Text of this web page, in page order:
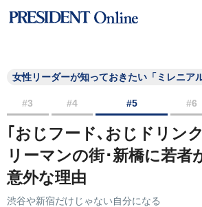
女性リーダーが知っておきたい「ミレニア
#3 #4 #5 #6
｢おじフード､おじドリン
リーマンの街･新橋に若者
意外な理由
渋谷や新宿だけじゃない自分になる